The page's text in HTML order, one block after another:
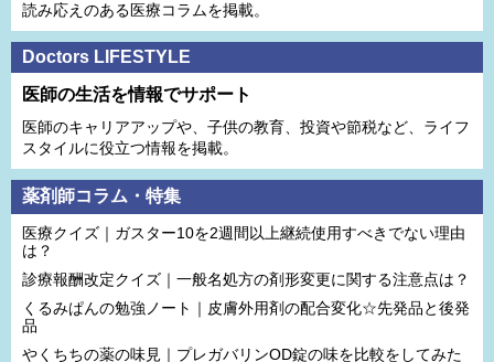
読み応えのある医療コラムを掲載。
Doctors LIFESTYLE
医師の生活を情報でサポート
医師のキャリアアップや、子供の教育、投資や節税など、ライフ
スタイルに役立つ情報を掲載。
薬剤師コラム・特集
医療クイズ｜ガスター10を2週間以上継続使用すべきでない理由
は？
診療報酬改定クイズ｜一般名処方の剤形変更に関する注意点は？
くるみぱんの勉強ノート｜皮膚外用剤の配合変化☆先発品と後発
品
やくちちの薬の味見｜プレガバリンOD錠の味を比較をしてみた